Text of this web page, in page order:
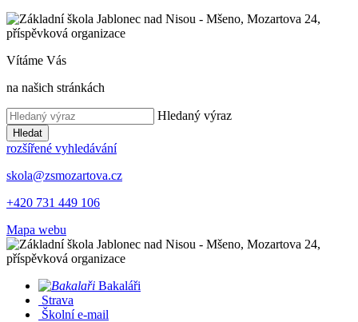
Vítáme Vás
na našich stránkách
Hledaný výraz
Hledat
rozšířené vyhledávání
skola@zsmozartova.cz
+420 731 449 106
Mapa webu
Bakaláři
Strava
Školní e-mail